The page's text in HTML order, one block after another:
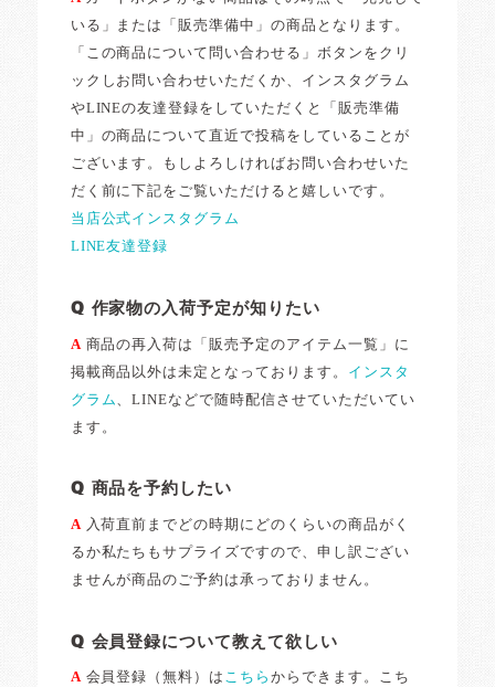
いる」または「販売準備中」の商品となります。
「この商品について問い合わせる」ボタンをクリ
ックしお問い合わせいただくか、インスタグラム
やLINEの友達登録をしていただくと「販売準備
中」の商品について直近で投稿をしていることが
ございます。もしよろしければお問い合わせいた
だく前に下記をご覧いただけると嬉しいです。
当店公式インスタグラム
LINE友達登録
Q 作家物の入荷予定が知りたい
A 商品の再入荷は「販売予定のアイテム一覧」に
掲載商品以外は未定となっております。 インスタ
グラム
、LINEなどで随時配信させていただいてい
ます。
Q 商品を予約したい
A入荷直前までどの時期にどのくらいの商品がく
るか私たちもサプライズですので、申し訳ござい
ませんが商品のご予約は承っておりません。
Q 会員登録について教えて欲しい
A会員登録（無料）は こちらからできます。こち